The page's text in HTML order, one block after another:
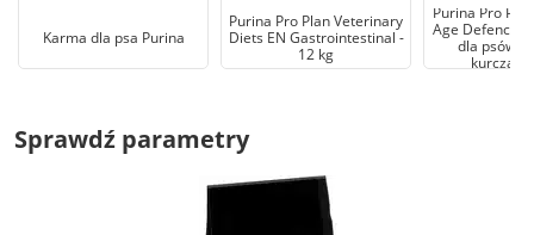
Karma dla psa Purina
Purina Pro Plan Veterinary
Diets EN Gastrointestinal -
12 kg
Purina Pro
Age Defence
dla psów
Sprawdź parametry